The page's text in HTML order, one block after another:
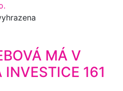
MÁ V
161